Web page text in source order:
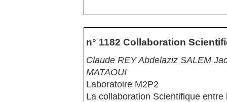
n° 1182 Collaboration
Claude REY Abdelaziz SALEM
MATAOUI
Laboratoire M2P2
La collaboration Scientifique